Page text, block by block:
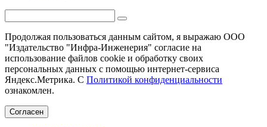
Продолжая пользоваться данным сайтом, я выражаю ООО
"Издательство "Инфра-Инженерия" согласие на
использование файлов cookie и обработку своих
персональных данных с помощью интернет-сервиса
Яндекс.Метрика. С Политикой конфиденциальности
ознакомлен.
Согласен